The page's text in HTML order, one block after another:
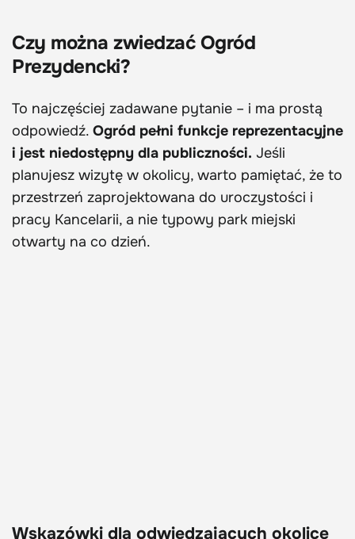
Czy można zwiedzać Ogród
Prezydencki?
To najczęściej zadawane pytanie – i ma prostą
odpowiedź. Ogród pełni funkcje reprezentacyjne
i jest niedostępny dla publiczności. Jeśli
planujesz wizytę w okolicy, warto pamiętać, że to
przestrzeń zaprojektowana do uroczystości i
pracy Kancelarii, a nie typowy park miejski
otwarty na co dzień.
Wskazówki dla odwiedzających okolicę